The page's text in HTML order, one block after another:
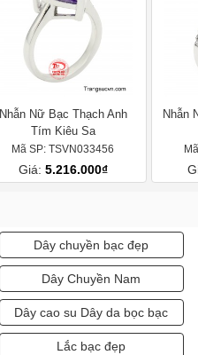
Nhẫn Nữ Bạc Thạch Anh
Tím Kiêu Sa
Mã SP: TSVN033456
Giá: 5.216.000₫
Nhẫn
Dây chuyền bạc đẹp
Dây Chuyền Nam
Dây cao su Dây da bọc bạc
Lắc bạc đẹp